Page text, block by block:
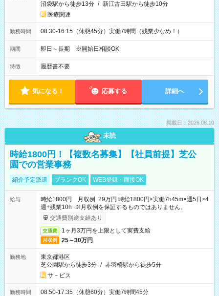
沼袋駅から徒歩13分 / 新江古田駅から徒歩10分
医療関連
勤務時間 08:30-16:15（休憩45分）実働7時間（残業少なめ！）
期間 即日～長期 ※開始日相談OK
特徴 履歴書不要
気になる！ 応募する 詳細へ
掲載日：2026.08.10
未読
時給1800円！【複数名募集】【社員前提】芝公
園での営業事務
紹介予定派遣 ブランクOK WEB登録・面接OK
給与
時給1800円 月収例 29万円 時給1800円×実働7h45m×週5日×4
週+残業10h ※月収例を保証するものではありません。
交通費別途支給あり
交通費 1ヶ月3万円を上限として実費支給
月収例 25～30万円
勤務地
東京都港区
芝公園駅から徒歩3分 / 赤羽橋駅から徒歩5分
サ－ビス
勤務時間 08:50-17:35（休憩60分）実働7時間45分